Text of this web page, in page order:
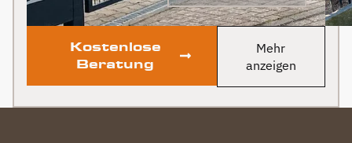
Kostenlose
Beratung
Mehr
anzeigen